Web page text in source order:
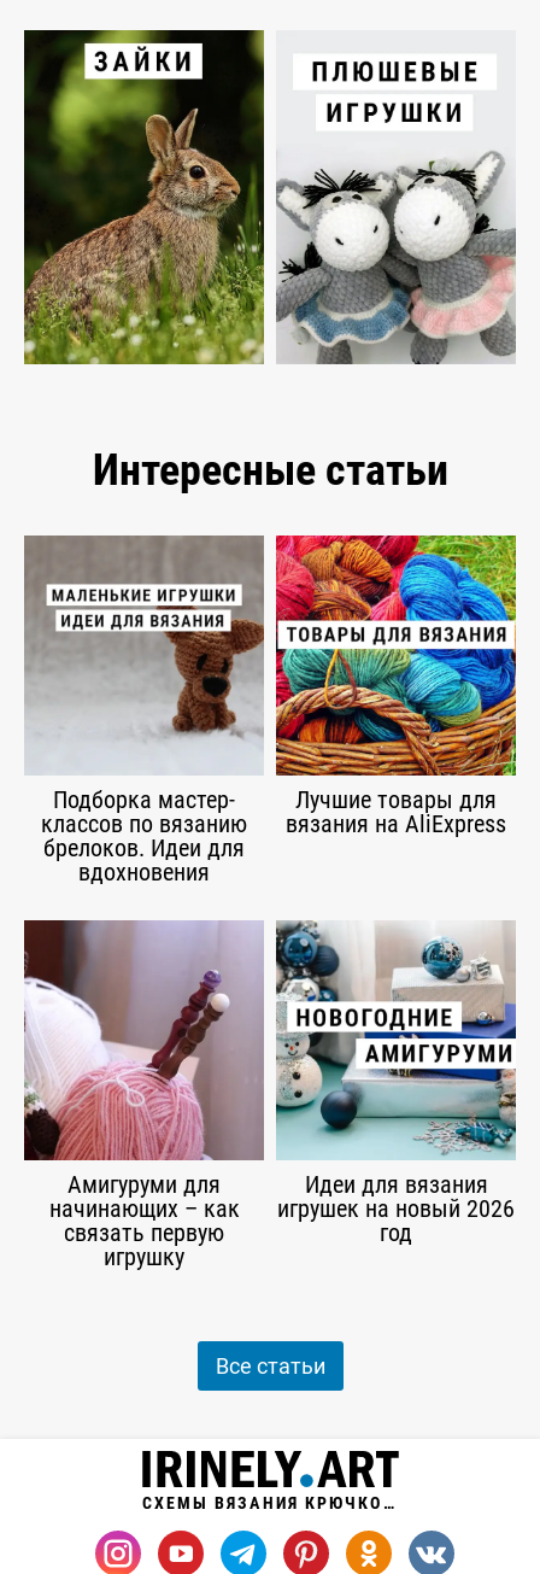
Интересные статьи
Подборка мастер-
классов по вязанию
брелоков. Идеи для
вдохновения
Лучшие товары для
вязания на AliExpress
Амигуруми для
начинающих – как
связать первую
игрушку
Идеи для вязания
игрушек на новый 2026
год
Все статьи
СХЕМЫ ВЯЗАНИЯ КРЮЧКОМ